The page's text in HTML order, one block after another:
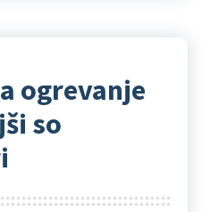
ogrevanje
so